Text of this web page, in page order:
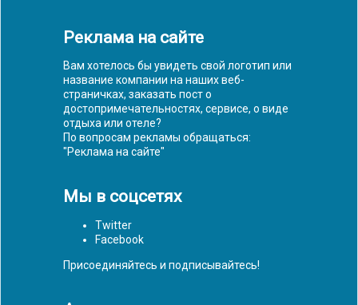
Реклама на сайте
Вам хотелось бы увидеть свой логотип или
название компании на наших веб-
страничках, заказать пост о
достопримечательностях, сервисе, о виде
отдыха или отеле?
По вопросам рекламы обращаться:
"Реклама на сайте"
Мы в соцсетях
Twitter
Facebook
Присоединяйтесь и подписывайтесь!